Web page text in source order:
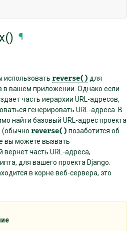
¶
reverse() для
в вашем приложении. Однако если
часть иерархии URL-адресов,
генерировать URL-адреса. В
найти базовый URL-адрес проекта
(обычно reverse() позаботится об
вы можете вызвать
часть URL-адреса,
для вашего проекта Django.
в корне веб-сервера, это